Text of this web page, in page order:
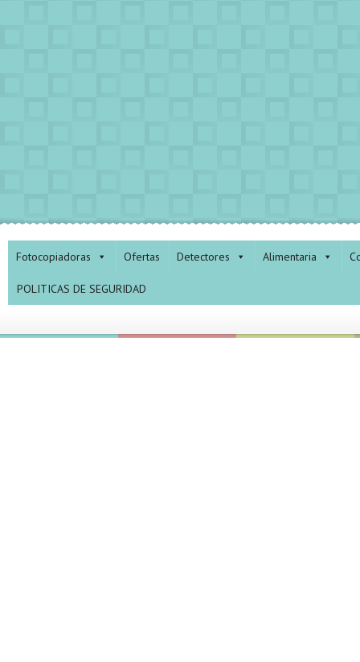
Fotocopiadoras Ofertas Detectores Alimentaria
POLITICAS DE SEGURIDAD